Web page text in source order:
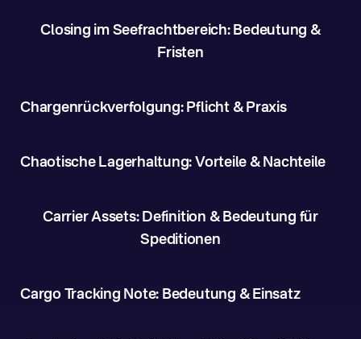
Closing im Seefrachtbereich: Bedeutung &
Fristen
Chargenrückverfolgung: Pflicht & Praxis
Chaotische Lagerhaltung: Vorteile & Nachteile
Carrier Assets: Definition & Bedeutung für
Speditionen
Cargo Tracking Note: Bedeutung & Einsatz